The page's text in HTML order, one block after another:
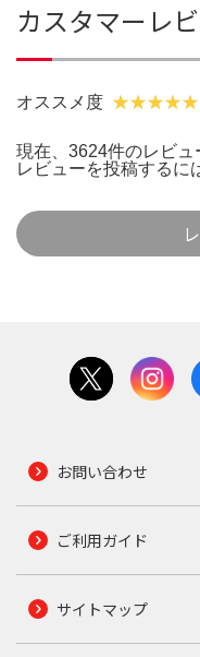
カスタマーレ
オススメ度
現在、3624件のレビュ
レビューを投稿するに
お問い合わせ
ご利用ガイド
サイトマップ